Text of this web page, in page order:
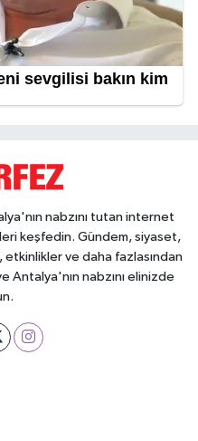
nabzını tutan internet
keşfedin. Gündem, siyaset,
etkinlikler ve daha fazlasından
Antalya'nın nabzını elinizde